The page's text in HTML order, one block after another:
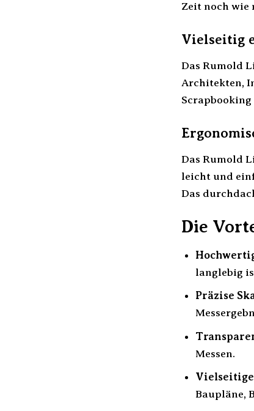
Zeit noch wie
Vielseitig
Das Rumold
Architekten,
Das Rumold
leicht und
Das
Die
langlebig
Präzise
Messen.
Baupläne,